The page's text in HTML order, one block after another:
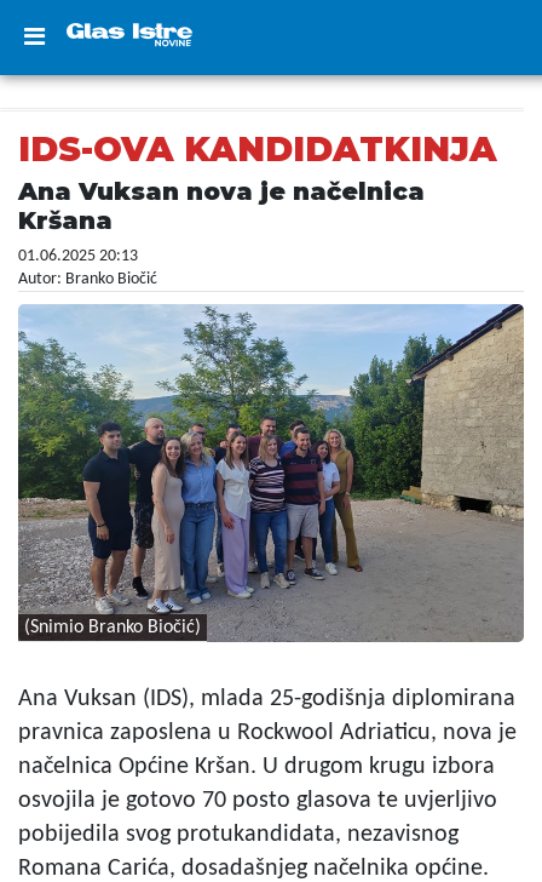
IDS-OVA KANDIDATKINJA
Ana Vuksan nova je načelnica
Kršana
01.06.2025 20:13
Autor: Branko Biočić
(Snimio Branko Biočić)
Ana Vuksan (IDS), mlada 25-godišnja diplomirana
pravnica zaposlena u Rockwool Adriaticu, nova je
načelnica Općine Kršan. U drugom krugu izbora
osvojila je gotovo 70 posto glasova te uvjerljivo
pobijedila svog protukandidata, nezavisnog
Romana Carića, dosadašnjeg načelnika općine.